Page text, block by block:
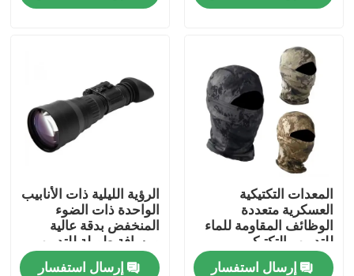
فيديوهات
حولنا
جولة في المصنع
مراقبة الجودة
أخبار
اطلب اقتباس
المعدات التكتيكية
العسكرية متعددة
الوظائف المقاومة للماء
للتدريب التكتيكي
إرسال استفسار
الرؤية الليلية ذات الأنابيب
الواحدة ذات الضوء
المنخفض بدقة عالية
ومسافة طويلة للتدريب
التكتيكي في الهواء الطلق
إرسال استفسار